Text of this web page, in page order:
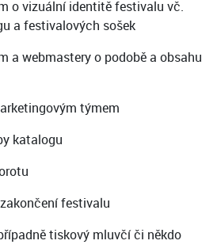
o vizuální identitě festivalu vč.
a festivalových sošek
a webmastery o podobě a obsahu
týmem
katalogu
festivalu
tiskový mluvčí či někdo